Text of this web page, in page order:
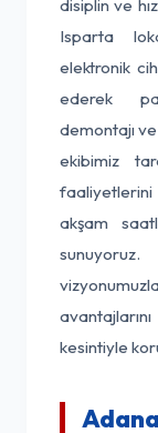
disiplin ve
Isparta
elektronik
ederek
demontajı
ekibimiz
faaliyetlerini
akşam
kesintiyle